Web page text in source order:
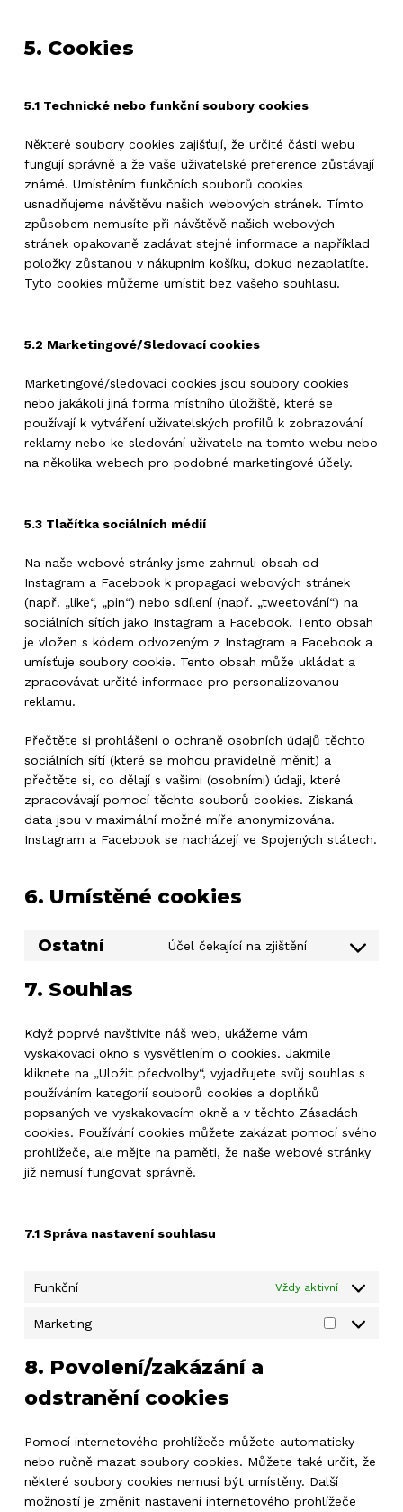
5. Cookies
5.1 Technické nebo funkční soubory cookies
Některé soubory cookies zajišťují, že určité části webu
fungují správně a že vaše uživatelské preference zůstávají
známé. Umístěním funkčních souborů cookies
usnadňujeme návštěvu našich webových stránek. Tímto
způsobem nemusíte při návštěvě našich webových
stránek opakovaně zadávat stejné informace a například
položky zůstanou v nákupním košíku, dokud nezaplatíte.
Tyto cookies můžeme umístit bez vašeho souhlasu.
5.2 Marketingové/Sledovací cookies
Marketingové/sledovací cookies jsou soubory cookies
nebo jakákoli jiná forma místního úložiště, které se
používají k vytváření uživatelských profilů k zobrazování
reklamy nebo ke sledování uživatele na tomto webu nebo
na několika webech pro podobné marketingové účely.
5.3 Tlačítka sociálních médií
Na naše webové stránky jsme zahrnuli obsah od
Instagram a Facebook k propagaci webových stránek
(např. „like“, „pin“) nebo sdílení (např. „tweetování“) na
sociálních sítích jako Instagram a Facebook. Tento obsah
je vložen s kódem odvozeným z Instagram a Facebook a
umísťuje soubory cookie. Tento obsah může ukládat a
zpracovávat určité informace pro personalizovanou
reklamu.
Přečtěte si prohlášení o ochraně osobních údajů těchto
sociálních sítí (které se mohou pravidelně měnit) a
přečtěte si, co dělají s vašimi (osobními) údaji, které
zpracovávají pomocí těchto souborů cookies. Získaná
data jsou v maximální možné míře anonymizována.
Instagram a Facebook se nacházejí ve Spojených státech.
6. Umístěné cookies
Ostatní Účel čekající na zjištění
Consent
7. Souhlas
Když poprvé navštívíte náš web, ukážeme vám
vyskakovací okno s vysvětlením o cookies. Jakmile
kliknete na „Uložit předvolby“, vyjadřujete svůj souhlas s
používáním kategorií souborů cookies a doplňků
popsaných ve vyskakovacím okně a v těchto Zásadách
cookies. Používání cookies můžete zakázat pomocí svého
prohlížeče, ale mějte na paměti, že naše webové stránky
již nemusí fungovat správně.
7.1 Správa nastavení souhlasu
Funkční Vždy aktivní
Marketing
Marketing
8. Povolení/zakázání a
odstranění cookies
Pomocí internetového prohlížeče můžete automaticky
nebo ručně mazat soubory cookies. Můžete také určit, že
některé soubory cookies nemusí být umístěny. Další
možností je změnit nastavení internetového prohlížeče